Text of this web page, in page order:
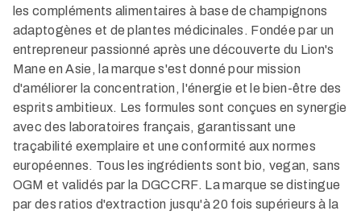
les compléments alimentaires à base de champignons
adaptogènes et de plantes médicinales. Fondée par un
entrepreneur passionné après une découverte du Lion's
Mane en Asie, la marque s'est donné pour mission
d'améliorer la concentration, l'énergie et le bien-être des
esprits ambitieux. Les formules sont conçues en synergie
avec des laboratoires français, garantissant une
traçabilité exemplaire et une conformité aux normes
européennes. Tous les ingrédients sont bio, vegan, sans
OGM et validés par la DGCCRF. La marque se distingue
par des ratios d'extraction jusqu'à 20 fois supérieurs à la